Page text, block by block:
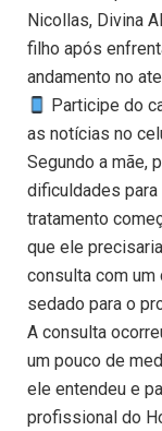
Nicollas, Divina
filho após
andamento no
Participe do
as notícias no
Segundo a mãe,
dificuldades para
tratamento
que ele
consulta com
sedado para o
A consulta
um pouco de
ele entendeu e
profissional do